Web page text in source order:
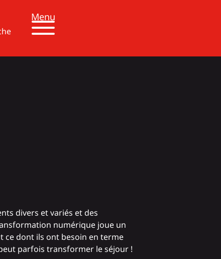
Menu
divers et variés et des
numérique joue un
ce dont ils ont besoin en terme
parfois transformer le séjour !